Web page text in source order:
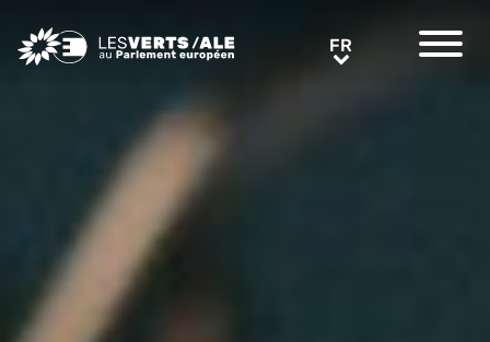
Greens/EFA Home FR